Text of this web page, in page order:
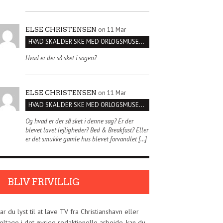
ELSE CHRISTENSEN on 11 Mar
HVAD SKAL DER SKE MED ORLOGSMUSEET?
Hvad er der så sket i sagen?
ELSE CHRISTENSEN on 11 Mar
HVAD SKAL DER SKE MED ORLOGSMUSEET?
Og hvad er der så sket i denne sag? Er der
blevet lavet lejligheder? Bed & Breakfast? Eller
er det smukke gamle hus blevet forvandlet […]
BLIV FRIVILLIG
du lyst til at lave TV fra Christianshavn eller